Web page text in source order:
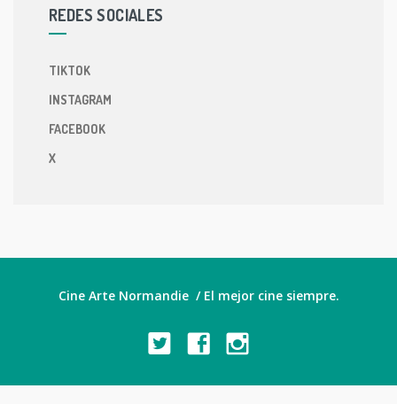
REDES SOCIALES
TIKTOK
INSTAGRAM
FACEBOOK
X
Cine Arte Normandie / El mejor cine siempre.